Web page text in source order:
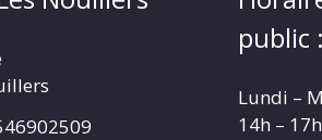
public :
Lundi –
14h –